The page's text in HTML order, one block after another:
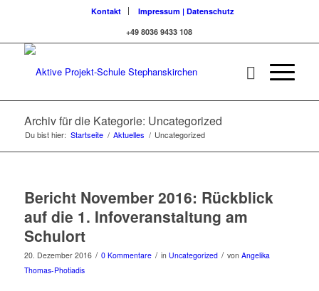
Kontakt
Impressum | Datenschutz
+49 8036 9433 108
Archiv für die Kategorie: Uncategorized
Du bist hier: Startseite / Aktuelles / Uncategorized
Bericht November 2016: Rückblick
auf die 1. Infoveranstaltung am
Schulort
20. Dezember 2016 / 0 Kommentare / in Uncategorized / von Angelika
Thomas-Photiadis